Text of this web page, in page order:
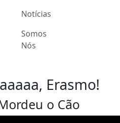
Notícias
Somos
Nós
Erasmo!
o Cão